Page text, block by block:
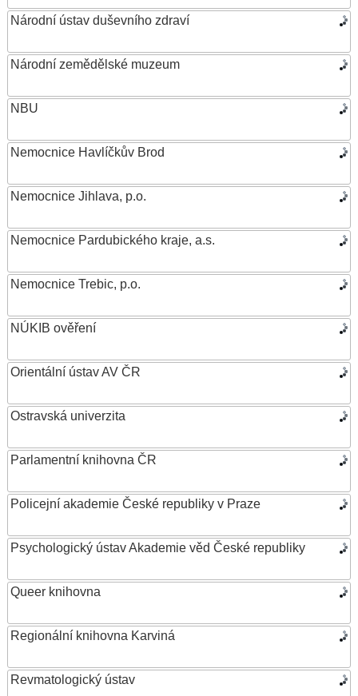
Národní ústav duševního zdraví
Národní zemědělské muzeum
NBU
Nemocnice Havlíčkův Brod
Nemocnice Jihlava, p.o.
Nemocnice Pardubického kraje, a.s.
Nemocnice Trebic, p.o.
NÚKIB ověření
Orientální ústav AV ČR
Ostravská univerzita
Parlamentní knihovna ČR
Policejní akademie České republiky v Praze
Psychologický ústav Akademie věd České republiky
Queer knihovna
Regionální knihovna Karviná
Revmatologický ústav